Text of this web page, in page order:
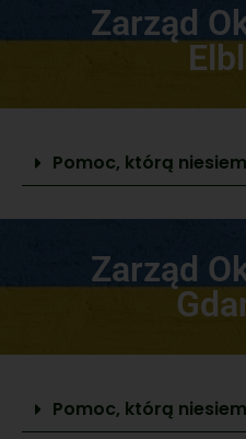
Zarząd
Pomoc, którą
Zarząd
Pomoc, którą